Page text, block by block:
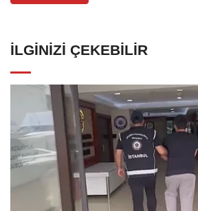
İLGINIZI ÇEKEBILIR